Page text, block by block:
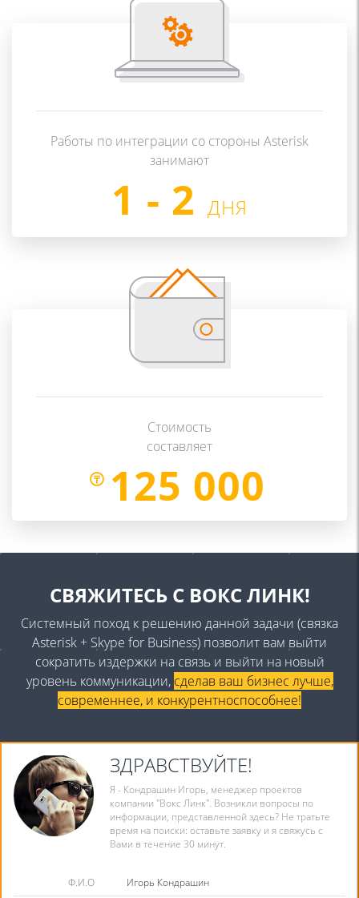
Работы по интеграции со стороны Asterisk
занимают
1 - 2 ДНЯ
Cтоимость
составляет
125 000
СВЯЖИТЕСЬС ВОКС ЛИНК!
Системный поход к решению данной задачи (связка
Asterisk + Skypе for Business) позволит вам выйти
сократить издержки на связь и выйти на новый
уровень коммуникации, сделав ваш бизнес лучше,
современнее, и конкурентноспособнее!
ЗДРАВСТВУЙТЕ!
Я - Кондрашин Игорь, менеджер проектов
компании "Вокс Линк". Возникли вопросы по
информации, представленной здесь? Не тратьте
время на поиски: оставьте заявку и я свяжусь с
Вами в течение 30 минут.
Ф.И.О Игорь Кондрашин